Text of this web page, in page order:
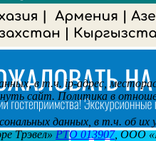
в т.ч. ip-адрес,
сайт. Политика в
данных, в т.ч. об их
Трэвел»РТО 013907, ООО